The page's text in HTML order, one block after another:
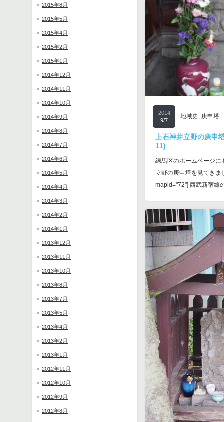
2015年8月
2015年5月
2015年4月
2015年2月
2015年1月
2014年12月
2014年11月
2014年10月
2014年9月
2014年8月
2014年7月
2014年6月
2014年5月
2014年4月
2014年3月
2014年2月
2014年1月
2013年12月
2013年11月
2013年10月
2013年8月
2013年7月
2013年5月
2013年4月
2013年2月
2013年1月
2012年11月
2012年10月
2012年9月
2012年8月
2014
9/7
地域史 , 庚申塔
上石神井立野の庚申
11)
練馬区のホームページに
立野の庚申塔を見てきま
mapid="72"] 西武新宿線